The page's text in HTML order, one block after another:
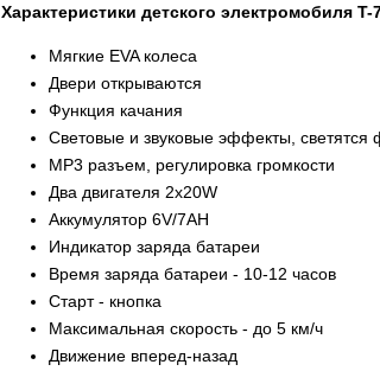
Характеристики детского электромобиля T-
Мягкие EVA колеса
Двери открываются
Функция качания
Световые и звуковые эффекты, светятся
MP3 разъем, регулировка громкости
Два двигателя 2х20W
Аккумулятор 6V/7AH
Индикатор заряда батареи
Время заряда батареи - 10-12 часов
Старт - кнопка
Максимальная скорость - до 5 км/ч
Движение вперед-назад